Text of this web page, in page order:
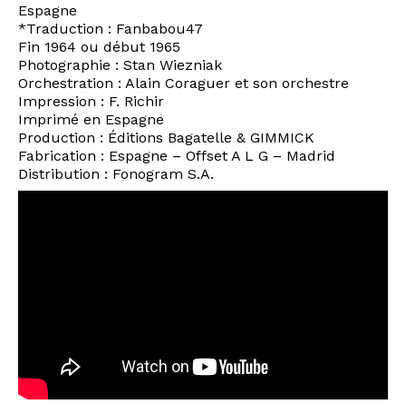
Espagne
*Traduction : Fanbabou47
Fin 1964 ou début 1965
Photographie : Stan Wiezniak
Orchestration : Alain Coraguer et son orchestre
Impression : F. Richir
Imprimé en Espagne
Production : Éditions Bagatelle & GIMMICK
Fabrication : Espagne – Offset A L G – Madrid
Distribution : Fonogram S.A.